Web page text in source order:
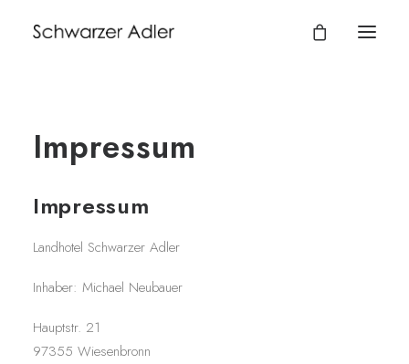
BUCHEN
info@schwarzer-adler-wiesenbronn.de
Impressum
Impressum
Landhotel Schwarzer Adler
Inhaber: Michael Neubauer
Hauptstr. 21
97355 Wiesenbronn